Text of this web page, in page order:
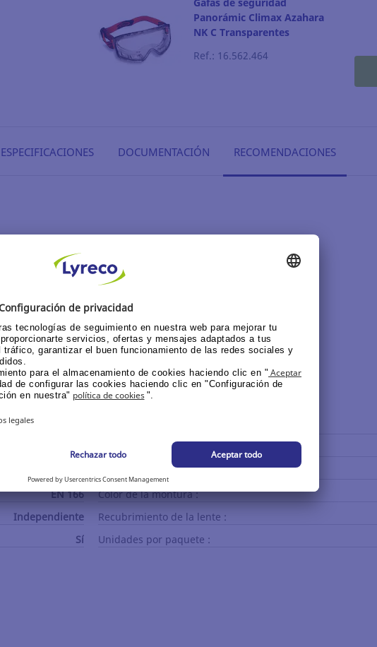
Panorámic Climax Azahara
NK C Transparentes
Ref.: 16.562.464
ESPECIFICACIONES DOCUMENTACIÓN RECOMENDACIONES
1. Estanca.
Material de la lente :
Tipo de diseño :
EN 166 Color de la montura :
Independiente Recubrimiento de la lente :
Sí Unidades por paquete :